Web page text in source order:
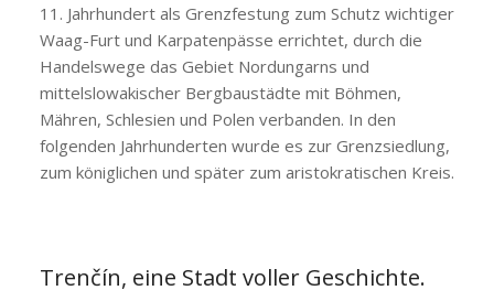
11. Jahrhundert als Grenzfestung zum Schutz wichtiger
Waag-Furt und Karpatenpässe errichtet, durch die
Handelswege das Gebiet Nordungarns und
mittelslowakischer Bergbaustädte mit Böhmen,
Mähren, Schlesien und Polen verbanden. In den
folgenden Jahrhunderten wurde es zur Grenzsiedlung,
zum königlichen und später zum aristokratischen Kreis.
Trenčín, eine Stadt voller Geschichte.